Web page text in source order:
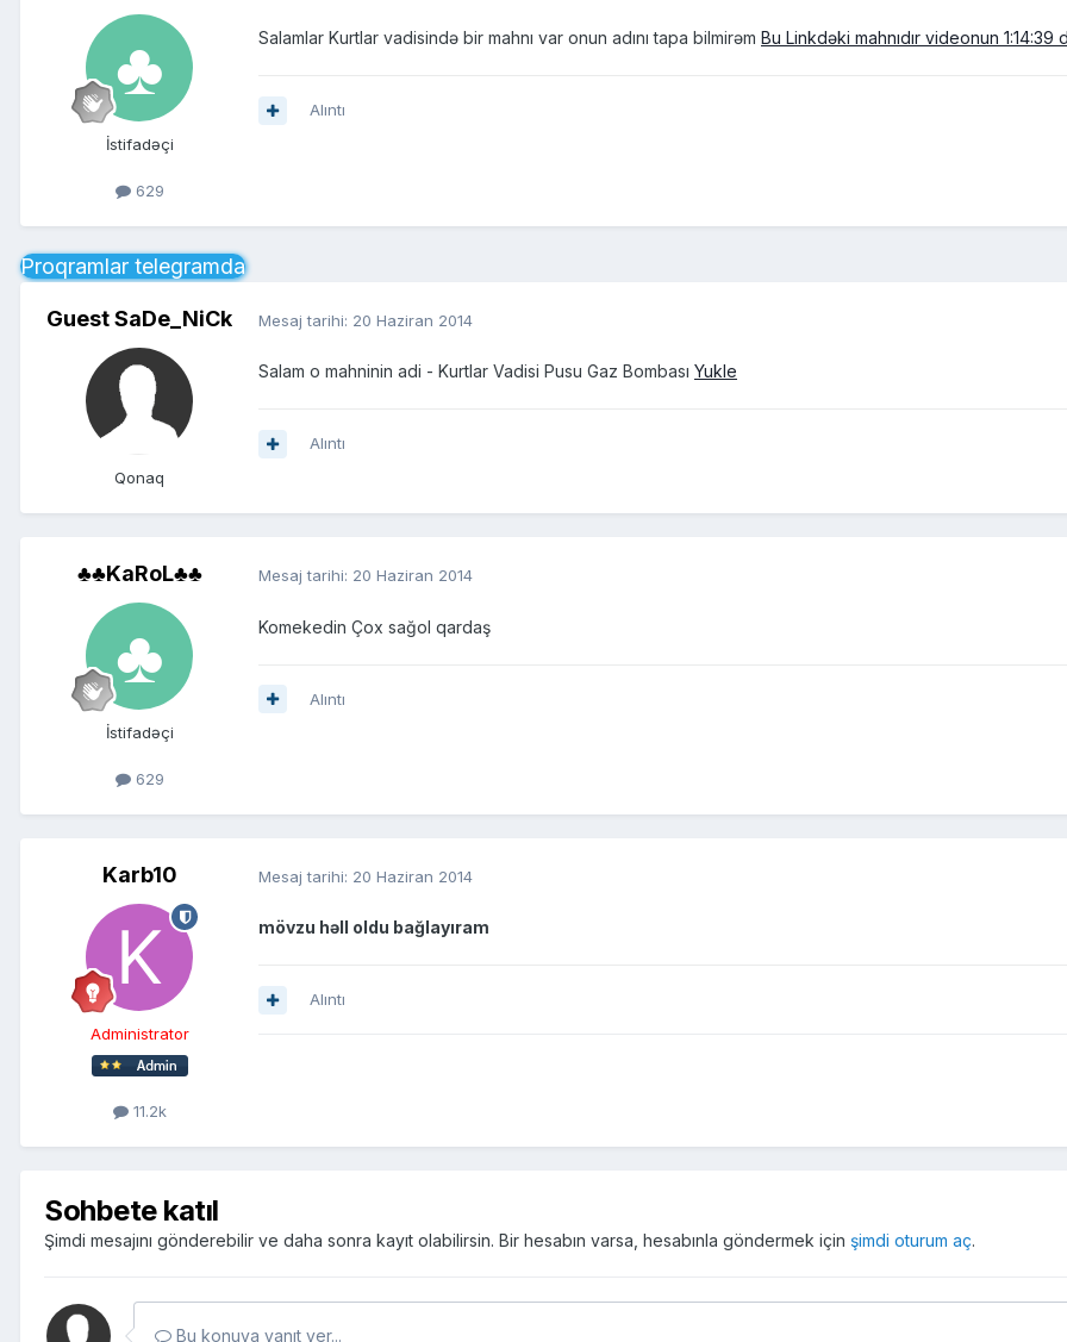
İstifadəçi
629
Salamlar Kurtlar vadisində bir mahnı var onun adını tapa bilmirəm Bu Linkdəki mahnıdır videonun 1:14:39
Alıntı
Proqramlar telegramda
Guest SaDe_NiCk
Qonaq
Mesaj tarihi: 20 Haziran 2014
Salam o mahninin adi - Kurtlar Vadisi Pusu Gaz Bombası Yukle
Alıntı
♣♣KaRoL♣♣
İstifadəçi
629
Mesaj tarihi: 20 Haziran 2014
Komekedin Çox sağol qardaş
Alıntı
Karb10
Administrator
11.2k
Mesaj tarihi: 20 Haziran 2014
mövzu həll oldu bağlayıram
Alıntı
Sohbete katıl
Şimdi mesajını gönderebilir ve daha sonra kayıt olabilirsin. Bir hesabın varsa, hesabınla göndermek için şimdi oturum aç.
Bu konuya yanıt ver...